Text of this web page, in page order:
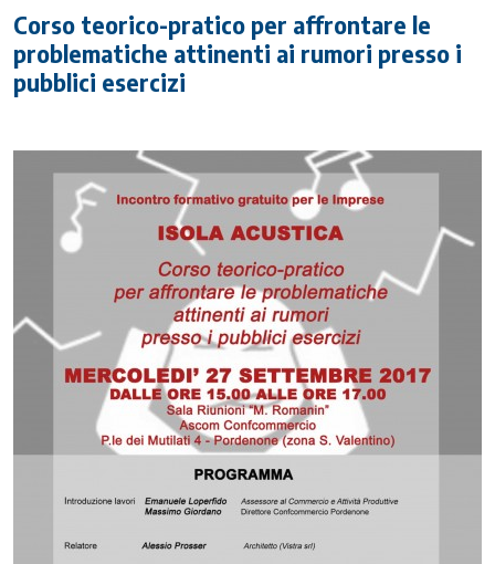
Corso teorico-pratico per affrontare le
problematiche attinenti ai rumori presso i
pubblici esercizi